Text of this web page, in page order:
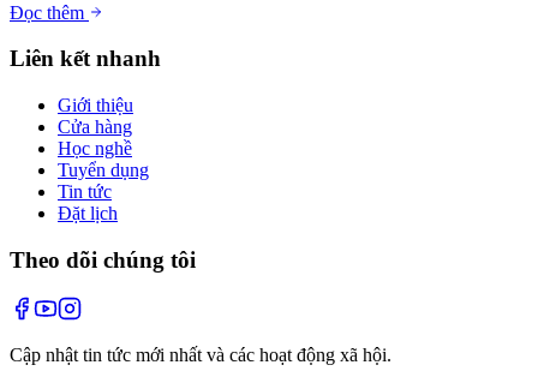
Đọc thêm
Liên kết nhanh
Giới thiệu
Cửa hàng
Học nghề
Tuyển dụng
Tin tức
Đặt lịch
Theo dõi chúng tôi
Cập nhật tin tức mới nhất và các hoạt động xã hội.